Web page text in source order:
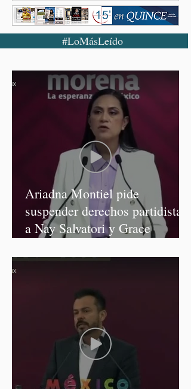
#LoMásLeído
Ariadna Montiel pide
suspender derechos partidistas
a Nay Salvatori y Grace